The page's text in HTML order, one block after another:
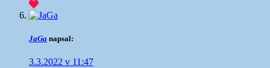
JaGa napsal:
3.3.2022 v 11:47